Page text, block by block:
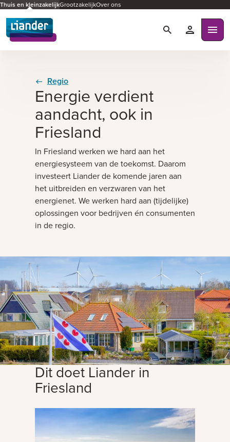
Thuis en kleinzakelijkGrootzakelijkOver ons
ZoekenMijn
Regio
Energie verdient
aandacht, ook in
Friesland
In Friesland werken we hard aan het
energiesysteem van de toekomst. Daarom
investeert Liander de komende jaren aan
het uitbreiden en verzwaren van het
energienet. We werken hard aan (tijdelijke)
oplossingen voor bedrijven én consumenten
in de regio.
Dit doet Liander in
Friesland